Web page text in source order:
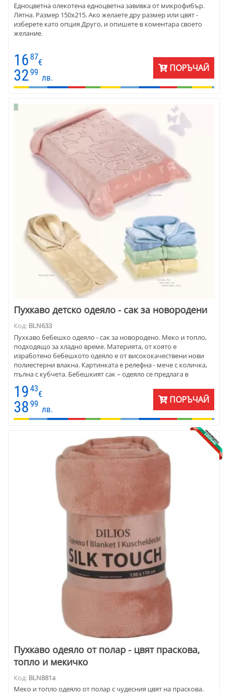
Едноцветна олекотена едноцветна завивка от микрофибър.
Лятна. Размер 150х215. Ако желаете дру размер или цвят -
изберете като опция Друго, и опишете в коментара своето
желание.
16 87
€
3299
лв.
ПОРЪЧАЙ
Пухкаво детско одеяло - сак за новородени
Код: BLN633
Пухкаво бебешко одеяло - сак за новородено. Меко и топло,
подходящо за хладно време. Материята, от която е
изработено бебешкото одеяло е от висококачествени нови
полиестерни влакна. Картинката е релефна - мече с количка,
пълна с кубчета. Бебешкият сак – одеяло се предлага в
различни цветове. Подходящ за изписване от родилен дом, за
бебешкото столче или количка.
19 43
€
38 99
лв.
ПОРЪЧАЙ
Пухкаво одеяло от полар - цвят праскова,
топло и мекичко
Код: BLN881a
Меко и топло одеяло от полар с чудесния цвят на праскова.